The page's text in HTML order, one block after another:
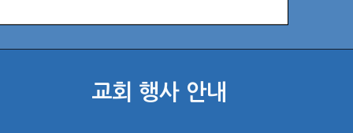
교회 행사 안내